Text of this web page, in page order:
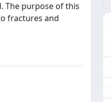
The purpose of this
fractures and